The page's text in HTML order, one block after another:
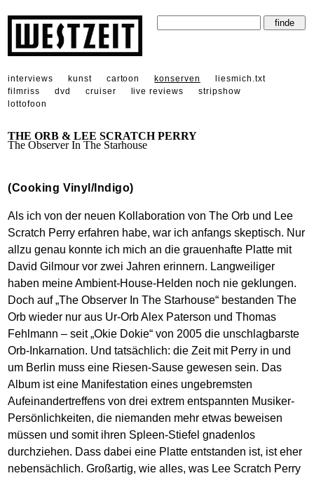
interviews kunst cartoon konserven
liesmich.txt
filmriss
dvd cruiser live reviews
stripshow
lottofoon
THE ORB & LEE SCRATCH PERRY
The Observer In The Starhouse
(Cooking Vinyl/Indigo)
Als ich von der neuen Kollaboration von The Orb und Lee
Scratch Perry erfahren habe, war ich anfangs skeptisch. Nur
allzu genau konnte ich mich an die grauenhafte Platte mit
David Gilmour vor zwei Jahren erinnern. Langweiliger
haben meine Ambient-House-Helden noch nie geklungen.
Doch auf „The Observer In The Starhouse“ bestanden The
Orb wieder nur aus Ur-Orb Alex Paterson und Thomas
Fehlmann – seit „Okie Dokie“ von 2005 die unschlagbarste
Orb-Inkarnation. Und tatsächlich: die Zeit mit Perry in und
um Berlin muss eine Riesen-Sause gewesen sein. Das
Album ist eine Manifestation eines ungebremsten
Aufeinandertreffens von drei extrem entspannten Musiker-
Persönlichkeiten, die niemanden mehr etwas beweisen
müssen und somit ihren Spleen-Stiefel gnadenlos
durchziehen. Dass dabei eine Platte entstanden ist, ist eher
nebensächlich. Großartig, wie alles, was Lee Scratch Perry